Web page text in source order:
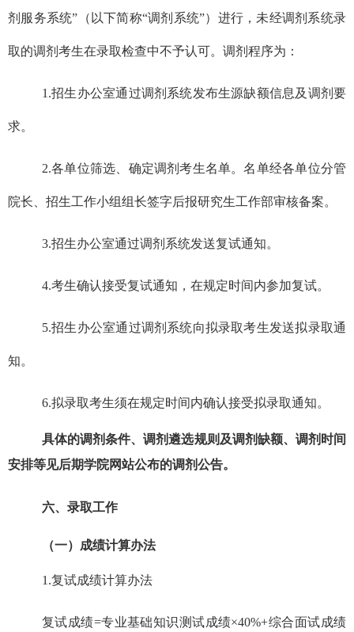
剂服务系统”（以下简称“调剂系统”）进行，未经调剂系统录
取的调剂考生在录取检查中不予认可。调剂程序为：
1.招生办公室通过调剂系统发布生源缺额信息及调剂要
求。
2.各单位筛选、确定调剂考生名单。名单经各单位分管
院长、招生工作小组组长签字后报研究生工作部审核备案。
3.招生办公室通过调剂系统发送复试通知。
4.考生确认接受复试通知，在规定时间内参加复试。
5.招生办公室通过调剂系统向拟录取考生发送拟录取通
知。
6.拟录取考生须在规定时间内确认接受拟录取通知。
具体的调剂条件、调剂遴选规则及调剂缺额、调剂时间
安排等见后期学院网站公布的调剂公告。
六、录取工作
（一）成绩计算办法
1.复试成绩计算办法
复试成绩=专业基础知识测试成绩×40%+综合面试成绩